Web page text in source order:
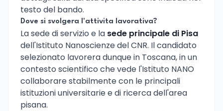
testo del bando.
Dove si svolgera l'attivita lavorativa?
La sede di servizio e la sede principale di Pisa
dell'Istituto Nanoscienze del CNR. Il candidato
selezionato lavorera dunque in Toscana, in un
contesto scientifico che vede l'Istituto NANO
collaborare stabilmente con le principali
istituzioni universitarie e di ricerca dell'area
pisana.